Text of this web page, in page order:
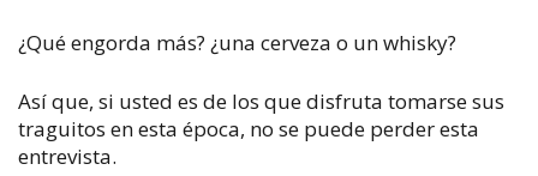
¿Qué engorda más? ¿una cerveza o un whisky?
Así que, si usted es de los que disfruta tomarse sus
traguitos en esta época, no se puede perder esta
entrevista.